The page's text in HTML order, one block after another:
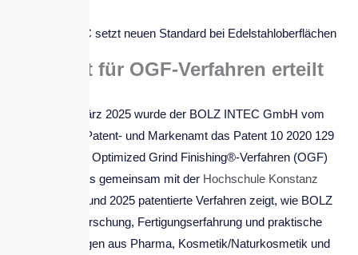
BOLZ INTEC setzt neuen Standard bei Edelstahloberflächen
Patent für OGF-Verfahren erteilt
Am 27. März 2025 wurde der BOLZ INTEC GmbH vom
Deutschen Patent- und Markenamt das Patent 10 2020 129
779 für das Optimized Grind Finishing®-Verfahren (OGF)
erteilt. Das gemeinsam mit der Hochschule Konstanz
entwickelte und 2025 patentierte Verfahren zeigt, wie BOLZ
INTEC Forschung, Fertigungserfahrung und praktische
Anforderungen aus Pharma, Kosmetik/Naturkosmetik und